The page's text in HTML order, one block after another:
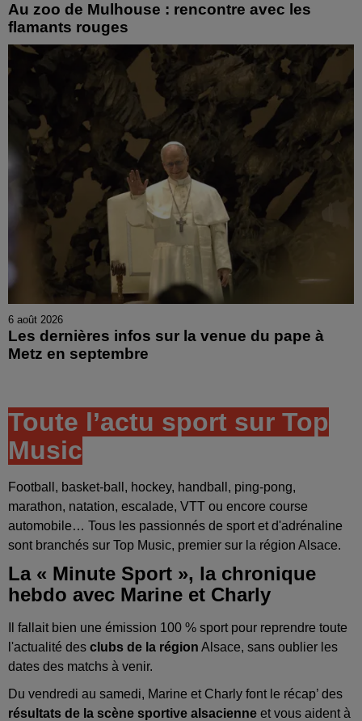
Au zoo de Mulhouse : rencontre avec les
flamants rouges
6 août 2026
Les dernières infos sur la venue du pape à
Metz en septembre
Toute l’actu sport sur Top
Music
Football, basket-ball, hockey, handball, ping-pong,
marathon, natation, escalade, VTT ou encore course
automobile… Tous les passionnés de sport et d'adrénaline
sont branchés sur Top Music, premier sur la région Alsace.
La « Minute Sport », la chronique
hebdo avec Marine et Charly
Il fallait bien une émission 100 % sport pour reprendre toute
l'actualité des clubs de la région Alsace, sans oublier les
dates des matchs à venir.
Du vendredi au samedi, Marine et Charly font le récap’ des
résultats de la scène sportive alsacienne et vous aident à